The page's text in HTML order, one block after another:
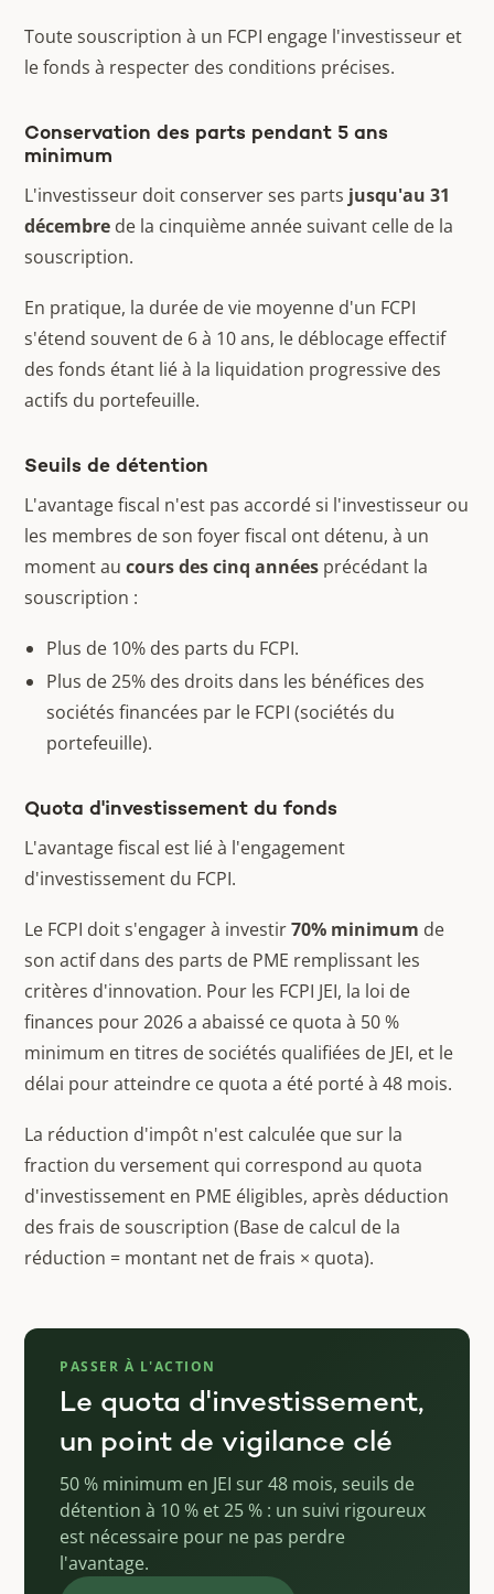
Toute souscription à un FCPI engage l'investisseur et
le fonds à respecter des conditions précises.
Conservation des parts pendant 5 ans
minimum
L'investisseur doit conserver ses parts jusqu'au 31
décembre de la cinquième année suivant celle de la
souscription.
En pratique, la durée de vie moyenne d'un FCPI
s'étend souvent de 6 à 10 ans, le déblocage effectif
des fonds étant lié à la liquidation progressive des
actifs du portefeuille.
Seuils de détention
L'avantage fiscal n'est pas accordé si l'investisseur ou
les membres de son foyer fiscal ont détenu, à un
moment aucours des cinq années précédant la
souscription :
Plus de 10% des parts du FCPI.
Plus de 25% des droits dans les bénéfices des
sociétés financées par le FCPI (sociétés du
portefeuille).
Quota d'investissement du fonds
L'avantage fiscal est lié à l'engagement
d'investissement du FCPI.
Le FCPI doit s'engager à investir70% minimum de
son actif dans des parts de PME remplissant les
critères d'innovation. Pour les FCPI JEI, la loi de
finances pour 2026 a abaissé ce quota à 50 %
minimum en titres de sociétés qualifiées de JEI, et le
délai pour atteindre ce quota a été porté à 48 mois.
La réduction d'impôt n'est calculée que sur la
fraction du versement qui correspond au quota
d'investissement en PME éligibles, après déduction
des frais de souscription (Base de calcul de la
réduction = montant net de frais × quota).
PASSER À L'ACTION
Le quota d'investissement,
un point de vigilance clé
50 % minimum en JEI sur 48 mois, seuils de
détention à 10 % et 25 % : un suivi rigoureux
est nécessaire pour ne pas perdre
l'avantage.